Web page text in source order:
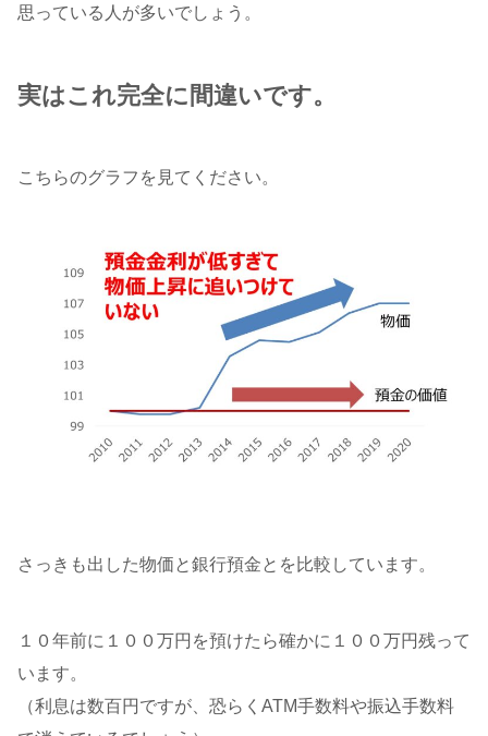
思っている人が多いでしょう。
実はこれ完全に間違いです。
こちらのグラフを見てください。
さっきも出した物価と銀行預金とを比較しています。
１０年前に１００万円を預けたら確かに１００万円残って
います。
（利息は数百円ですが、恐らくATM手数料や振込手数料